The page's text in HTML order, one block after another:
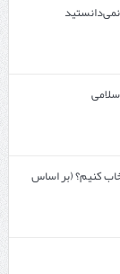
کنیم؟ (بر اساس